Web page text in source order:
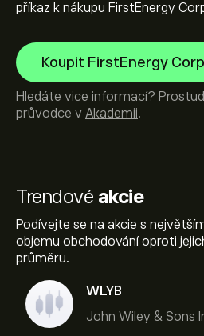
Trendové akcie
Podívejte se na akcie s
objemu obchodování oproti
průměru.
WLYB
John Wiley & Sons
příkaz k nákupu FirstEnergy
Koupit FirstEnergy Corp
Hledáte vice informací?
průvodce v Akademii.